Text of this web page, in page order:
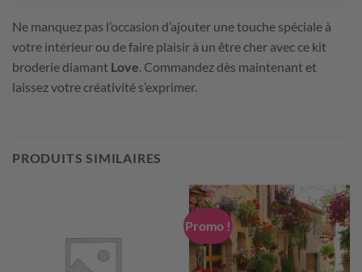
Ne manquez pas l’occasion d’ajouter une touche spéciale à
votre intérieur ou de faire plaisir à un être cher avec ce kit
broderie diamant Love . Commandez dès maintenant et
laissez votre créativité s’exprimer.
PRODUITS SIMILAIRES
Promo !